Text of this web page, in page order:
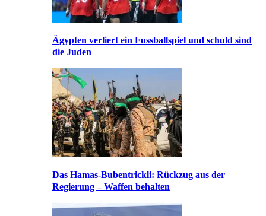
Ägypten verliert ein Fussballspiel und schuld sind
die Juden
Das Hamas-Bubentrickli: Rückzug aus der
Regierung – Waffen behalten